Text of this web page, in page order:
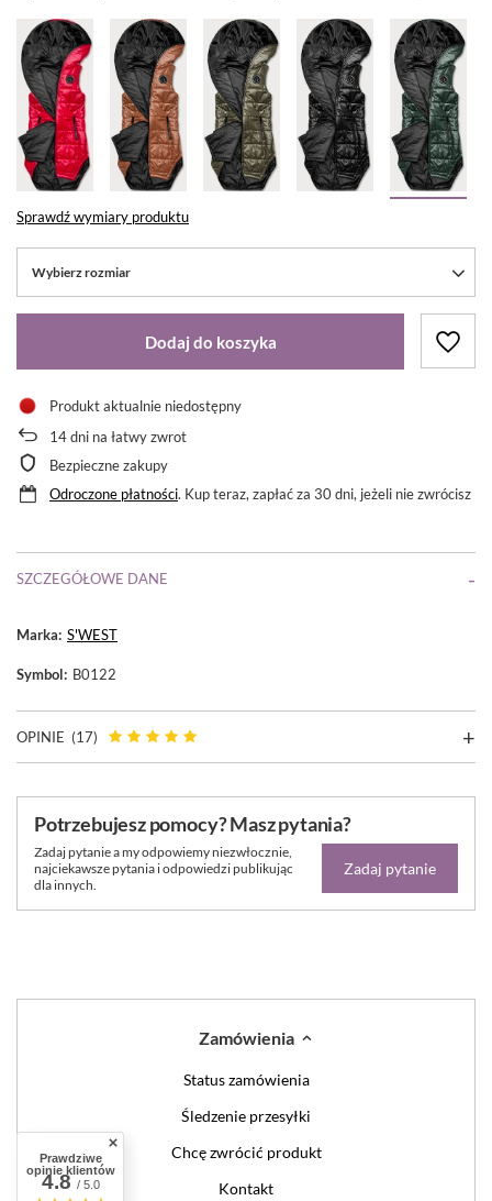
Sprawdź wymiary produktu
Wybierz rozmiar
Dodaj do koszyka
Produkt aktualnie niedostępny
14dni na łatwy zwrot
Bezpieczne zakupy
Odroczone płatności. Kup teraz, zapłać za 30 dni, jeżeli nie zwrócisz
SZCZEGÓŁOWE DANE
Marka S'WEST
Symbol B0122
OPINIE (17)
Potrzebujesz pomocy? Masz pytania?
Zadaj pytanie a my odpowiemy niezwłocznie,
najciekawsze pytania i odpowiedzi publikując
dla innych.
Zadaj pytanie
Zamówienia
Status zamówienia
Śledzenie przesyłki
Chcę zwrócić produkt
Kontakt
Prawdziwe
opinie klientów
4.8/ 5.0